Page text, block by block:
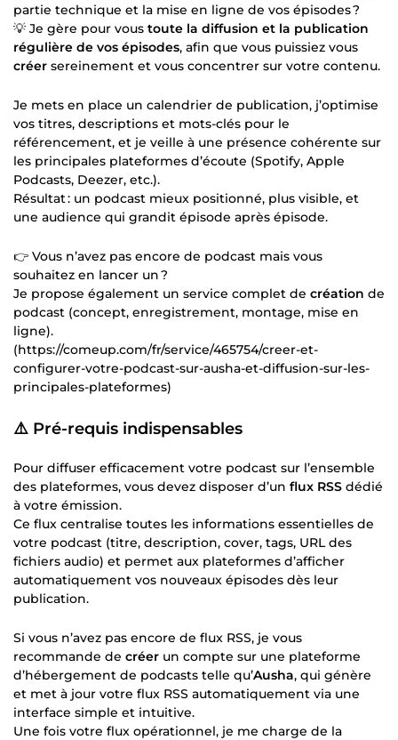
partie technique et la mise en ligne de vos épisodes ?
💡 Je gère pour vous toute la diffusion et la publication
régulière de vos épisodes, afin que vous puissiez vous
créer sereinement et vous concentrer sur votre contenu.
Je mets en place un calendrier de publication, j’optimise
vos titres, descriptions et mots-clés pour le
référencement, et je veille à une présence cohérente sur
les principales plateformes d’écoute (Spotify, Apple
Podcasts, Deezer, etc.).
Résultat : un podcast mieux positionné, plus visible, et
une audience qui grandit épisode après épisode.
👉 Vous n’avez pas encore de podcast mais vous
souhaitez en lancer un ?
Je propose également un service complet de création de
podcast (concept, enregistrement, montage, mise en
ligne).
(https://comeup.com/fr/service/465754/creer-et-
configurer-votre-podcast-sur-ausha-et-diffusion-sur-les-
principales-plateformes)
⚠️ Pré-requis indispensables
Pour diffuser efficacement votre podcast sur l’ensemble
des plateformes, vous devez disposer d’un flux RSS dédié
à votre émission.
Ce flux centralise toutes les informations essentielles de
votre podcast (titre, description, cover, tags, URL des
fichiers audio) et permet aux plateformes d’afficher
automatiquement vos nouveaux épisodes dès leur
publication.
Si vous n’avez pas encore de flux RSS, je vous
recommande de créer un compte sur une plateforme
d’hébergement de podcasts telle qu’Ausha, qui génère
et met à jour votre flux RSS automatiquement via une
interface simple et intuitive.
Une fois votre flux opérationnel, je me charge de la